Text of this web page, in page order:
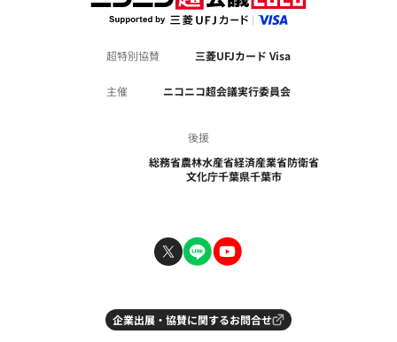
超特別協賛 三菱UFJカード Visa
主催 ニコニコ超会議実行委員会
後援
総務省農林水産省経済産業省防衛省
文化庁千葉県千葉市
企業出展・協賛に関するお問合せ